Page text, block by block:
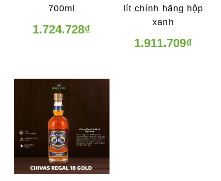
700ml
1.724.728₫
lít chính hãng hộp
xanh
1.911.709₫